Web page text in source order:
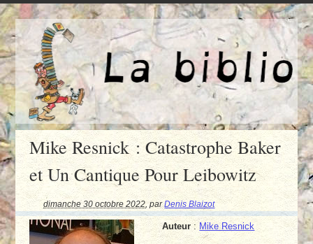
Mike Resnick : Catastrophe Baker
et Un Cantique Pour Leibowitz
dimanche 30 octobre 2022 ,parDenis Blaizot
Auteur : Mike Resnick